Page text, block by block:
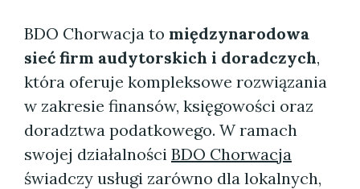
BDO Chorwacja to międzynarodowa
sieć firm audytorskich i doradczych,
która oferuje kompleksowe rozwiązania
w zakresie finansów, księgowości oraz
doradztwa podatkowego. W ramach
swojej działalności BDO Chorwacja
świadczy usługi zarówno dla lokalnych,